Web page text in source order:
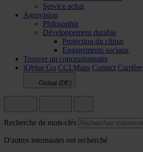
Service achat
Agrovision
Philosophie
Développement durable
Protection du climat
Engagements sociaux
Trouver un concessionnaire
iQblue Go CCI.Maps Contact Carrière
Global (DE)
Recherche de mots-clés
D'autres internautes ont recherché